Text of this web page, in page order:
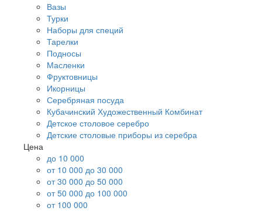
Вазы
Турки
Наборы для специй
Тарелки
Подносы
Масленки
Фруктовницы
Икорницы
Серебряная посуда
Кубачинский Художественный Комбинат
Детское столовое серебро
Детские столовые приборы из серебра
Цена
до 10 000
от 10 000 до 30 000
от 30 000 до 50 000
от 50 000 до 100 000
от 100 000